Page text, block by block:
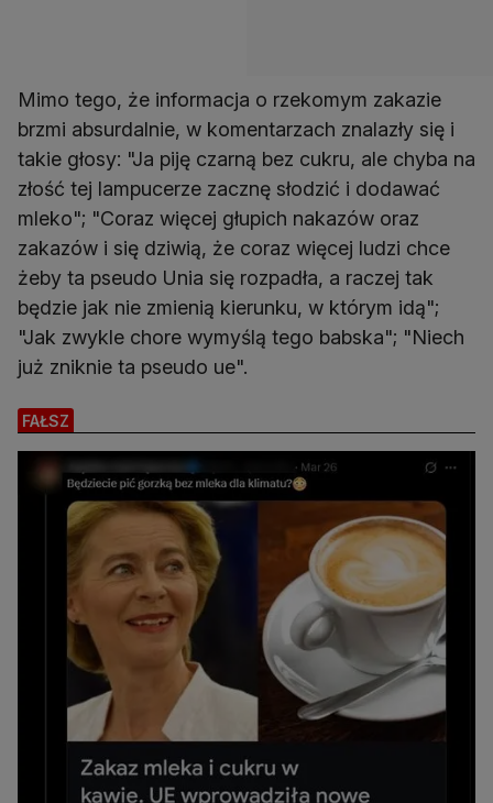
Mimo tego, że informacja o rzekomym zakazie
brzmi absurdalnie, w komentarzach znalazły się i
takie głosy: "Ja piję czarną bez cukru, ale chyba na
złość tej lampucerze zacznę słodzić i dodawać
mleko"; "Coraz więcej głupich nakazów oraz
zakazów i się dziwią, że coraz więcej ludzi chce
żeby ta pseudo Unia się rozpadła, a raczej tak
będzie jak nie zmienią kierunku, w którym idą";
"Jak zwykle chore wymyślą tego babska"; "Niech
już zniknie ta pseudo ue".
FAŁSZ